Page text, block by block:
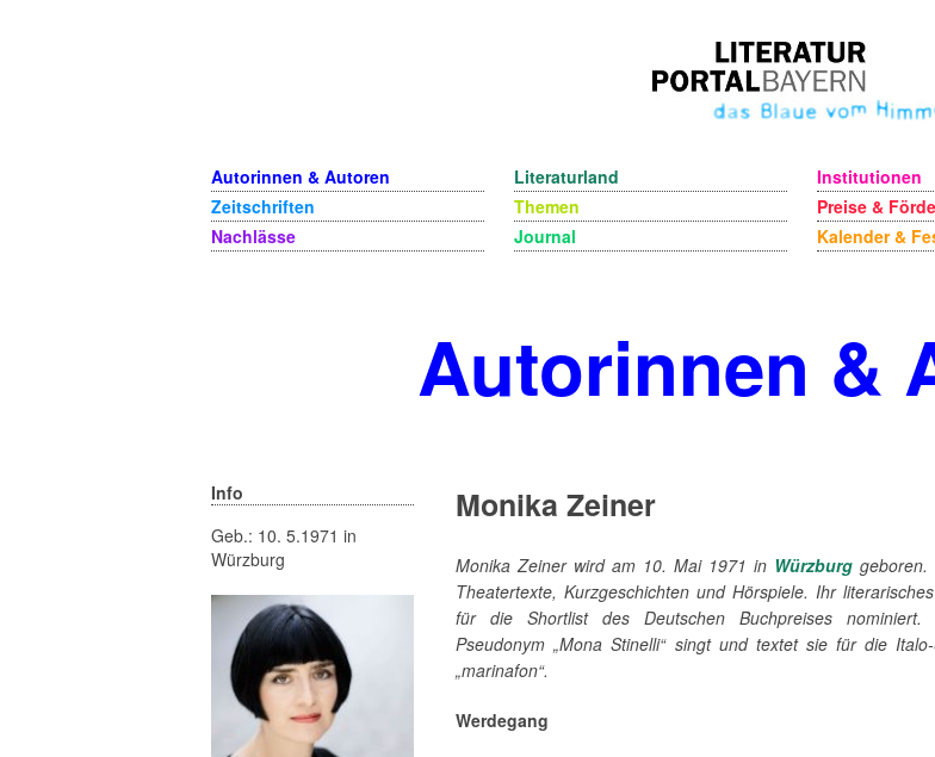
Autorinnen & Autoren
Zeitschriften
Nachlässe
Literaturland
Themen
Journal
Institutionen
Preise &
Kalender &
Autorinnen &
Info
Geb.: 10. 5.1971 in
Würzburg
Monika Zeiner
Monika Zeiner wird am 10. Mai 1971 in Würzburggeboren.
Theatertexte, Kurzgeschichten und Hörspiele.Ihr
für die Shortlist des Deutschen Buchpreises nominiert.
Pseudonym „Mona Stinelli“ singt und textet sie für die Italo-
„marinafon“.
Werdegang